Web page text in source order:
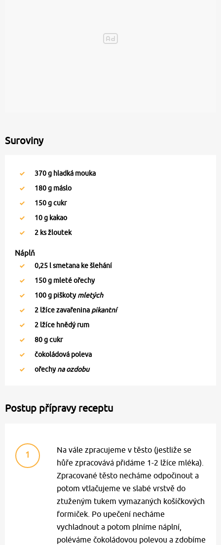
Suroviny
370g hladká mouka
180g máslo
150g cukr
10g kakao
2 ks žloutek
Náplň
0,25 l smetana ke šlehání
150g mleté ořechy
100g piškotymletých
2 lžíce zavařenina pikantní
2 lžíce hnědý rum
80g cukr
čokoládová poleva
ořechyna ozdobu
Postup přípravy receptu
1
Na vále zpracujeme v těsto (jestliže se
hůře zpracovává přidáme 1-2 lžíce mléka).
Zpracované těsto necháme odpočinout a
potom vtlačujeme ve slabé vrstvě do
ztuženým tukem vymazaných košíčkových
formiček. Po upečení necháme
vychladnout a potom plníme náplní,
poléváme čokoládovou polevou a zdobíme